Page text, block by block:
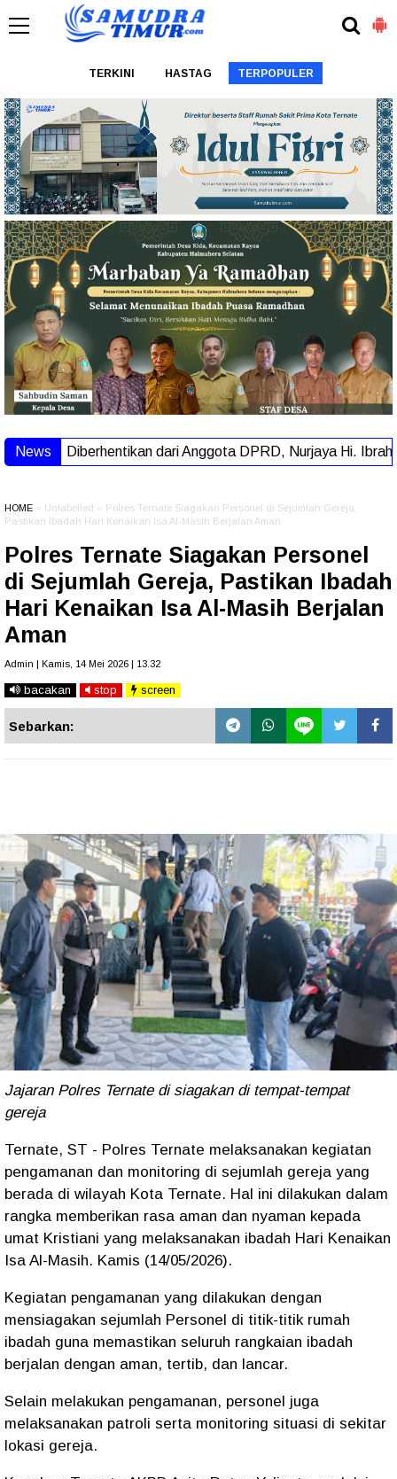
TERKINI HASTAG TERPOPULER
NewsDiberhentikan dari Anggota DPRD, Nurjaya Hi. Ibrahim:
HOME » Unlabelled » Polres Ternate Siagakan Personel di Sejumlah Gereja,
Pastikan Ibadah Hari Kenaikan Isa Al-Masih Berjalan Aman
Polres Ternate Siagakan Personel
di Sejumlah Gereja, Pastikan Ibadah
Hari Kenaikan Isa Al-Masih Berjalan
Aman
Admin | Kamis, 14 Mei 2026 | 13.32
bacakan stop screen
Sebarkan:
Jajaran Polres Ternate di siagakan di tempat-tempat
gereja
Ternate, ST - Polres Ternate melaksanakan kegiatan
pengamanan dan monitoring di sejumlah gereja yang
berada di wilayah Kota Ternate. Hal ini dilakukan dalam
rangka memberikan rasa aman dan nyaman kepada
umat Kristiani yang melaksanakan ibadah Hari Kenaikan
Isa Al-Masih. Kamis (14/05/2026).
Kegiatan pengamanan yang dilakukan dengan
mensiagakan sejumlah Personel di titik-titik rumah
ibadah guna memastikan seluruh rangkaian ibadah
berjalan dengan aman, tertib, dan lancar.
Selain melakukan pengamanan, personel juga
melaksanakan patroli serta monitoring situasi di sekitar
lokasi gereja.